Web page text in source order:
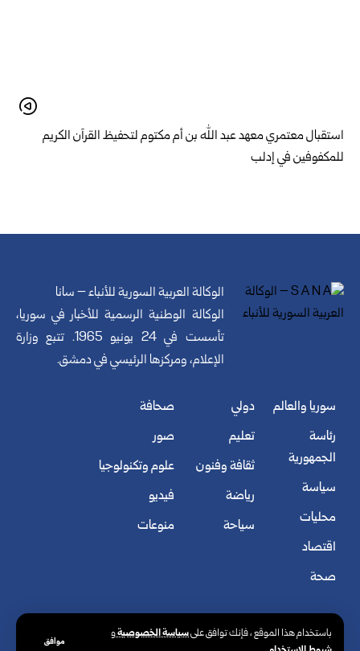
باستخدام هذا الموقع ، فإنك توافق علىسياسة الخصوصيةو
موافق
استقبال معتمري معهد عبد الله بن أم مكتوم لتحفيظ القرآن الكريم
للمكفوفين في إدلب
الوكالة العربية السورية للأنباء – سانا
الوكالة الوطنية الرسمية للأخبار في سوريا،
تأسست في 24 يونيو 1965. تتبع وزارة
الإعلام، ومركزها الرئيسي في دمشق.
سوريا والعالم
رئاسة
الجمهورية
سياسة
محليات
اقتصاد
صحة
دولي
تعليم
ثقافة وفنون
رياضة
سياحة
صحافة
صور
علوم وتكنولوجيا
فيديو
منوعات